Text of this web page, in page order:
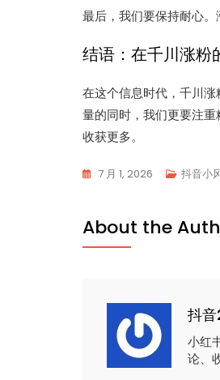
最后，我们要保持耐心。
结语：在千川涨粉
在这个信息时代，千川
量的同时，我们更要注
收获更多。
7 月 1, 2026 抖音小
About the
抖
小红
论、